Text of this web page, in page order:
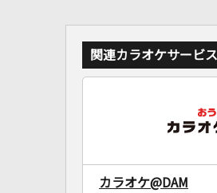
関連カラオケサービス
カラオケ@DAM